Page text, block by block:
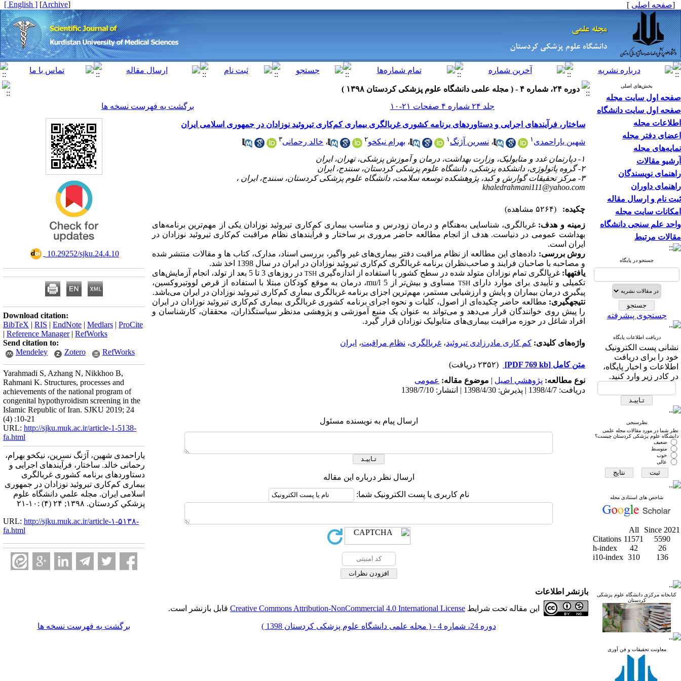
[صفحه اصلی ]
[
Archive
]
[ English ]
بخش‌های اصلی
صفحه اول سایت مجله
صفحه اول سایت دانشگاه
اطلاعات مجله
اعضای دفتر مجله
نمایه‌های مجله
آرشیو مقالات
راهنمای نویسندگان
راهنمای داوران
ثبت نام و ارسال مقاله
امکانات سایت مجله
واحد علم سنجی دانشگاه
مقالات مرتبط
جستجو در پایگاه
جستجوی پیشرفته
دریافت اطلاعات پایگاه
نشانی پست الکترونیک
خود را برای دریافت
اطلاعات و اخبار پایگاه،
در کادر زیر وارد کنید.
نظرسنجی
نظر شما در مورد مقالات مجله علمی
دانشگاه علوم پزشکی کردستان چیست؟
ضعیف
متوسط
خوب
عالی
شاخص های استنادی مجله
All
Since 2021
Citations 11571
5590
h-index
42
26
i10-index 310 136
کتابخانه مرکزی دانشگاه علوم پزشکی
کردستان
معاونت تحقیقات و فن آوری
دوره ۲۴، شماره ۴ - ( مجله علمی دانشگاه علوم پزشکی کردستان ۱۳۹۸ )
جلد ۲۴ شماره ۴ صفحات ۲۱-۱۰
برگشت به فهرست نسخه ها
ساختار، فرآیندهای اجرایی و دستاوردهای برنامه کشوری غربالگری بیماری کم‌کاری تیروئید نوزادان در جمهوری اسلامی ایران
شهین یاراحمدی ۱ ، نسرین آژنگ ۱ ، بهرام نیکخو۲ ، خالد رحمانی۳
۱- دپارتمان غدد و متابولیک، وزارت بهداشت، درمان و آموزش پزشکی، تهران، ایران
۲- گروه پاتولوژی، دانشکده پزشکی، دانشگاه علوم پزشکی کردستان، سنندج، ایران
۳- مرکز تحقیقات گوارش و کبد، پژوهشکده توسعه سلامت، دانشگاه علوم پزشکی کردستان، سنندج، ایران ،
khaledrahmani111@yahoo.com
چکیده:
(۵۲۶۴ مشاهده)
زمینه و هدف: غربالگری، شناسایی به‌هنگام و درمان زودرس و مناسب بیماری کم‌کاری تیروئید نوزادان یکی از مهم‌ترین برنامه‌های
بهداشت عمومی در دنیاست. هدف از انجام مطالعه حاضر مروری بر ساختار و فرآیندهای نظام مراقبت کم‌کاری تیروئید نوزادان در
ایران است.
روش بررسی: داده‌های این مطالعه از نظام مراقبت دفتر بیماری‌های غیر واگیر، بررسی اسناد، مدارک، کتاب ها و مقالات منتشر شده
و مصاحبه با صاحبان فرایند و صاحب‌نظران برنامه غربالگری کم‌کاری تیروئید نوزادان در ایران در سال 1398 اخذ شد.
یافته­ها: غربالگری تمام نوزادان متولد شده در سطح کشور با استفاده از اندازه‌گیری TSH
در روزهای 3 تا 5 بعد از تولد، انجام آزمایش‌های
تکمیلی و تأییدی برای موارد دارایTSH مساوی و بیش‌تر از
5، درمان به موقع کودکان مبتلا با استفاده از قرص لووتیروکسین،
پیگیری درمان بیماران و پایش و ارزشیابی مستمر، مهم‌ترین اجزای برنامه غربالگری بیماری کم‌کاری تیروئید نوزادان در ایران می‌باشد.
نتیجه­گیری: مطالعه حاضر چکیده‌ای از اصول، کلیات و نحوه اجرای برنامه کشوری غربالگری بیماری کم‌کاری تیروئید نوزادان در ایران
را پیش روی خوانندگان قرار می‌دهد و می‌تواند به عنوان یک منبع آموزشی و پژوهشی مدنظر سیاستگذاران، محققان، کارشناسان و
افراد شاغل در حوزه مراقبت بیماری‌های متابولیک نوزادان قرار گیرد.
واژه‌های کلیدی: کم کاری مادرزادی تیروئید، غربالگری، نظام مراقبت، ایران
متن کامل [PDF 769 kb]
(۲۳۵۲ دریافت)
نوع مطالعه: پژوهشي اصیل | موضوع مقاله: عمومى
دریافت: 1398/4/7 | پذیرش: 1398/4/30 | انتشار: 1398/7/10
ارسال پیام به نویسنده مسئول
ارسال نظر درباره این مقاله
نام کاربری یا پست الکترونیک شما:
‎ 10.29252/sjku.24.4.10
Download citation:
BibTeX | RIS | EndNote | Medlars | ProCite
| Reference Manager| RefWorks
Send citation to:
Mendeley
Zotero RefWorks
Yarahmadi S, Azhang N, Nikkhoo B,
Rahmani K. Structures, processes and
achievements of the national program of
congenital hypothyroidism screening in the
Islamic Republic of Iran. SJKU 2019; 24
(4) :10-21
URL: http://sjku.muk.ac.ir/article-1-5138-
fa.html
یاراحمدی شهین، آژنگ نسرین، نیکخو بهرام،
رحمانی خالد. ساختار، فرآیندهای اجرایی و
دستاوردهای برنامه کشوری غربالگری
بیماری کم‌کاری تیروئید نوزادان در جمهوری
اسلامی ایران. مجله علمي دانشگاه علوم
پزشكي كردستان. ۱۳۹۸; ۲۴ (۴) :۱۰-۲۱
URL: http://sjku.muk.ac.ir/article-۱-۵۱۳۸-
fa.html
بازنشر اطلاعات
این مقاله تحت شرایط Creative Commons Attribution-NonCommercial 4.0 International License قابل بازنشر است.
دوره 24، شماره 4 - ( مجله علمی دانشگاه علوم پزشکی کردستان 1398 ) برگشت به فهرست نسخه ها